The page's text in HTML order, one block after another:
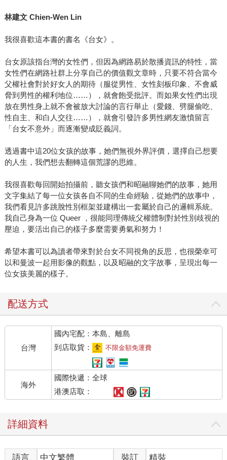
林建文Chien-Wen Lin
我很喜歡這本書的書名《台女》。
台女原該指台灣的女性們，但因為網路易於散播資訊的特性，當
女性們在網路社群上分享自己的價值觀文章時，只要不符合當今
父權社會對於好女人的期待（服從男性、女性刻板印象、不會威
脅到男性的權利地位……），就會飽受批評。而如果女性們出現
放在男性身上就不會被放大討論的言行舉止（愛錢、劈腿偷吃、
性自主、和白人交往……），就會引發許多男性網友激憤留言
「台女不意外」而逐漸變成貶義詞。
透過書中這20位女孩的故事，她們無視外界評價，選擇自己想要
的人生，我們想去翻轉這個荒謬的思維。
我很喜歡每回開始拍攝前，聽女孩們和昭融聊她們的故事，她用
文字集結了每一位女孩各自不同的生命經驗，從她們的故事中，
我們看見許多跳脫性別框架並建構出一套屬於自己的邏輯系統。
我自己身為一位 Queer ，很能同理傳統父權體制對於性別歧視的
壓迫，要活出自己的樣子多麼需要勇氣和努力！
希望本書可以為讀者帶來對於台女不同視角的反思，也很榮幸可
以和曼波一起用影像的觀點，以及昭融的文字故事，呈現出每一
位女孩美麗的樣子。
配送方式
台灣
國內宅配：本島、離島
到店取貨：
不限金額免運費
海外
國際快遞：全球
港澳店取：
詳細資料
語言 中文繁體 裝訂
精裝